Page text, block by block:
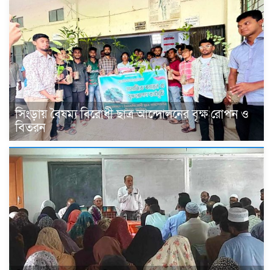
সিংড়ায় বৈষম্য বিরোধী ছাত্র আন্দোলনের বৃক্ষ রোপন ও
বিতরন